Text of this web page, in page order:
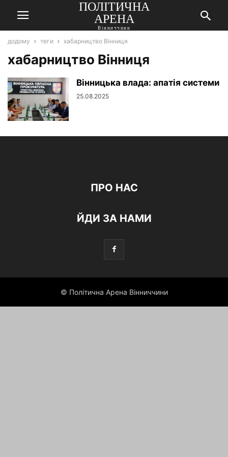
ПОЛІТИЧНА
АРЕНА
Вінниччини
додому теги хабарництво Вінниця
хабарництво Вінниця
Вінницька влада: апатія системи
25.08.2025
ПРО НАС
ЙДИ ЗА НАМИ
© Політична Арена Вінниччини